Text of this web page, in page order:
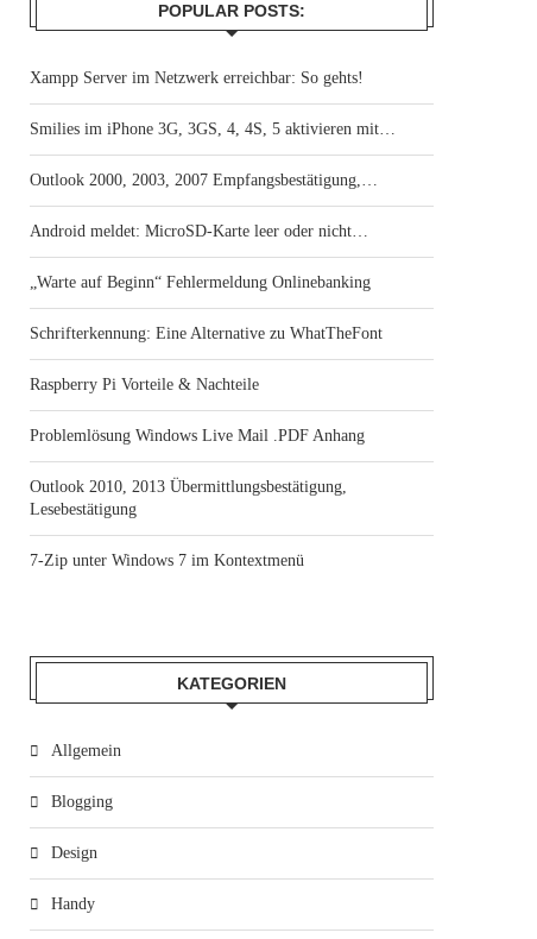
POPULAR POSTS:
Xampp Server im Netzwerk erreichbar: So gehts!
Smilies im iPhone 3G, 3GS, 4, 4S, 5 aktivieren mit…
Outlook 2000, 2003, 2007 Empfangsbestätigung,…
Android meldet: MicroSD-Karte leer oder nicht…
„Warte auf Beginn“ Fehlermeldung Onlinebanking
Schrifterkennung: Eine Alternative zu WhatTheFont
Raspberry Pi Vorteile & Nachteile
Problemlösung Windows Live Mail .PDF Anhang
Outlook 2010, 2013 Übermittlungsbestätigung,
Lesebestätigung
7-Zip unter Windows 7 im Kontextmenü
KATEGORIEN
Allgemein
Blogging
Design
Handy